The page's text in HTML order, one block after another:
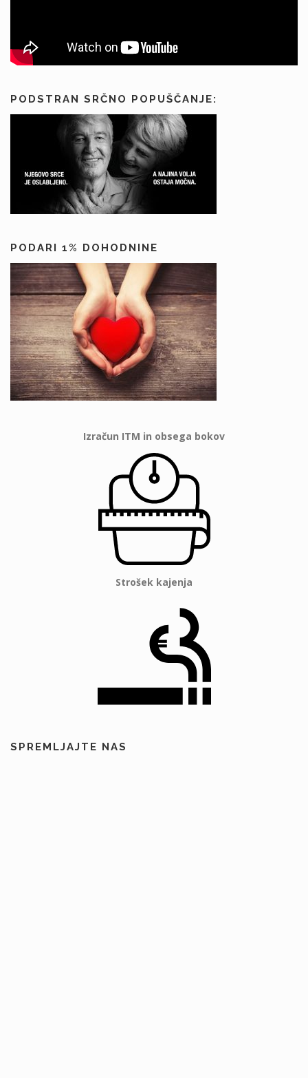
PODSTRAN SRČNO POPUŠČANJE:
PODARI 1% DOHODNINE
Izračun ITM in obsega bokov
Strošek kajenja
SPREMLJAJTE NAS